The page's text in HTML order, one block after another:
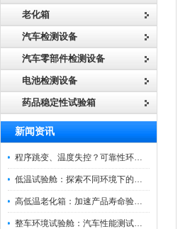
老化箱
汽车检测设备
汽车零部件检测设备
电池检测设备
药品稳定性试验箱
新闻资讯
程序跳变、温度失控？可靠性环境试验箱控制系统故障处理
低温试验舱：探索不同环境下的科技边界
高低温老化箱：加速产品寿命验证的可靠伙伴
整车环境试验舱：汽车性能测试的设备